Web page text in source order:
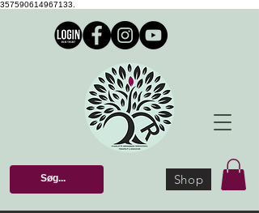
357590614967133.
Shop